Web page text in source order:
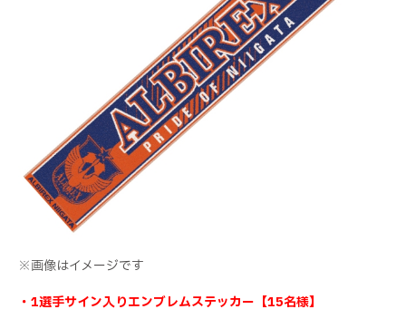
※画像はイメージです
・1選手サイン入りエンブレムステッカー【15名様】